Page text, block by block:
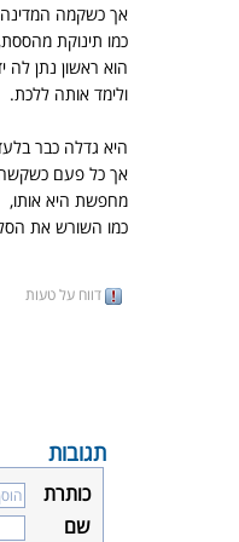
אך כשקמה
כמו תינוקת מהססת,
הוא ראשון נתן לה
ולימד אותה ללכת.
היא גדלה כבר
אך כל פעם
מחפשת היא אותו,
כמו השורש את
דווח על טעות
תגובות
כותרת
שם